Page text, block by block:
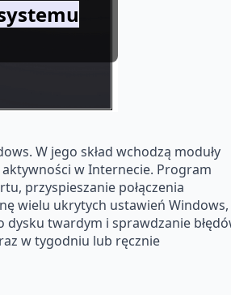
W jego skład wchodzą moduły
w Internecie. Program
przyspieszanie połączenia
wielu ukrytych ustawień Windows,
twardym i sprawdzanie
w tygodniu lub ręcznie